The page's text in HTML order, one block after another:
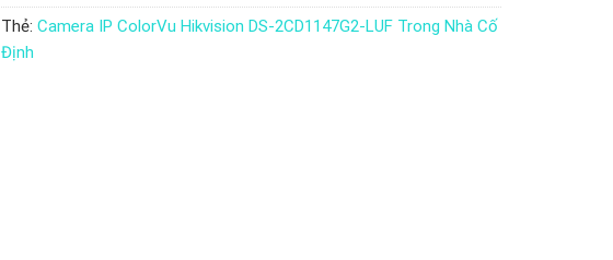
Thẻ: Camera IP ColorVu Hikvision DS-2CD1147G2-LUF Trong Nhà Cố
Định